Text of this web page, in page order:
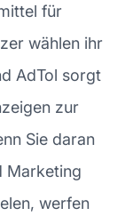
für
wählen ihr
AdTol sorgt
zur
Sie daran
Marketing
werfen